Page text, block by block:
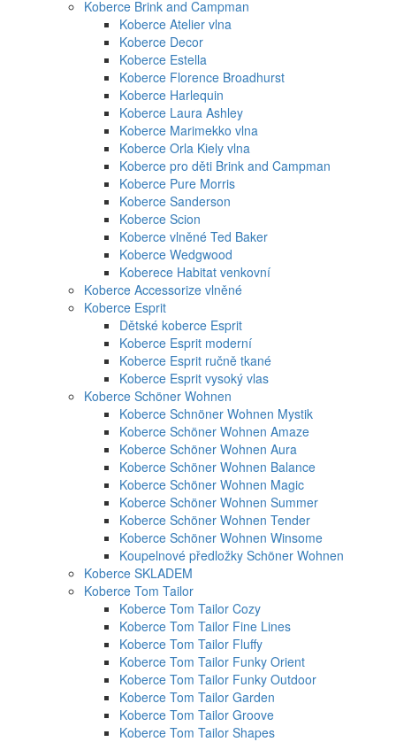
Koberce Brink and Campman
Koberce Atelier vlna
Koberce Decor
Koberce Estella
Koberce Florence Broadhurst
Koberce Harlequin
Koberce Laura Ashley
Koberce Marimekko vlna
Koberce Orla Kiely vlna
Koberce pro děti Brink and Campman
Koberce Pure Morris
Koberce Sanderson
Koberce Scion
Koberce vlněné Ted Baker
Koberce Wedgwood
Koberece Habitat venkovní
Koberce Accessorize vlněné
Koberce Esprit
Dětské koberce Esprit
Koberce Esprit moderní
Koberce Esprit ručně tkané
Koberce Esprit vysoký vlas
Koberce Schöner Wohnen
Koberce Schnöner Wohnen Mystik
Koberce Schöner Wohnen Amaze
Koberce Schöner Wohnen Aura
Koberce Schöner Wohnen Balance
Koberce Schöner Wohnen Magic
Koberce Schöner Wohnen Summer
Koberce Schöner Wohnen Tender
Koberce Schöner Wohnen Winsome
Koupelnové předložky Schöner Wohnen
Koberce SKLADEM
Koberce Tom Tailor
Koberce Tom Tailor Cozy
Koberce Tom Tailor Fine Lines
Koberce Tom Tailor Fluffy
Koberce Tom Tailor Funky Orient
Koberce Tom Tailor Funky Outdoor
Koberce Tom Tailor Garden
Koberce Tom Tailor Groove
Koberce Tom Tailor Shapes